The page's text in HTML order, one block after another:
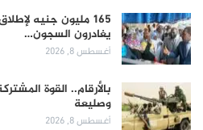
يغادرون السجون…
أغسطس 8, 2026
بالأرقام.. القوة
وصليعة
أغسطس 8, 2026